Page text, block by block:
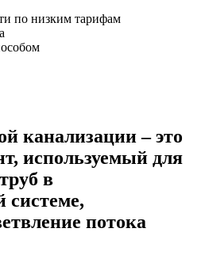
по низким тарифам
канализации– это
используемый для
в
системе,
потока